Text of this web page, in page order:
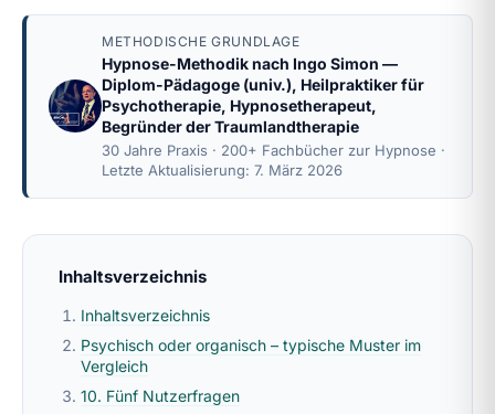
METHODISCHE GRUNDLAGE
Hypnose-Methodik nach Ingo Simon —
Diplom-Pädagoge (univ.), Heilpraktiker für
Psychotherapie, Hypnosetherapeut,
Begründer der Traumlandtherapie
30 Jahre Praxis · 200+ Fachbücher zur Hypnose ·
Letzte Aktualisierung: 7. März 2026
Inhaltsverzeichnis
Inhaltsverzeichnis
Psychisch oder organisch – typische Muster im
Vergleich
10. Fünf Nutzerfragen